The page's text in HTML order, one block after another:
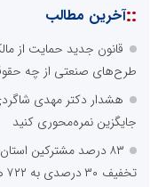
::آخرین مطالب
قانون جدید حمایت از
طرح‌های صنعتی از چه
هشدار دکتر مهدی
جایگزین نمره‌محوری کنید
۸۳ درصد مشترکین
تخفیف ۳۰ درصدی به ۷۲۲ هزار مشترک تهرانی